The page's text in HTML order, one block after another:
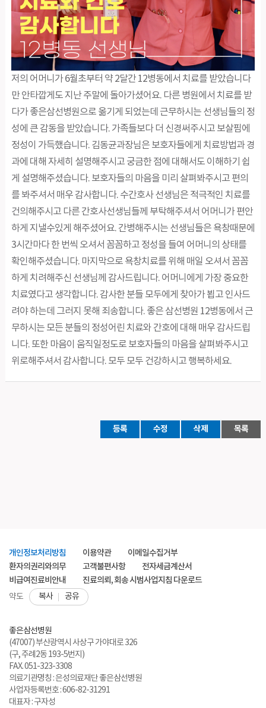
저의 어머니가 6월초부터 약 2달간 12병동에서 치료를 받았습니다
만 안타깝게도 지난 주말에 돌아가셨어요. 다른 병원에서 치료를 받
다가 좋은삼선병원으로 옮기게 되었는데 근무하시는 선생님들의 정
성에 큰 감동을 받았습니다. 가족들보다 더 신경써주시고 보살핌에
정성이 가득했습니다. 김동균과장님은 보호자들에게 치료방법과 경
과에 대해 자세히 설명해주시고 궁금한 점에 대해서도 이해하기 쉽
게 설명해주셨습니다. 보호자들의 마음을 미리 살펴봐주시고 편의
를 봐주셔서 매우 감사합니다. 수간호사 선생님은 적극적인 치료를
건의해주시고 다른 간호사선생님들께 부탁해주셔서 어머니가 편안
하게 지낼수있게 해주셨어요. 간병해주시는 선생님들은 욕창때문에
3시간마다 한 번씩 오셔서 꼼꼼하고 정성을 들여 어머니의 상태를
확인해주셨습니다. 마지막으로 욕창치료를 위해 매일 오셔서 꼼꼼
하게 치려해주신 선생님께 감사드립니다. 어머니에게 가장 중요한
치료였다고 생각합니다. 감사한 분들 모두에게 찾아가 뵙고 인사드
려야 하는데 그러지 못해 죄송합니다. 좋은 삼선병원 12병동에서 근
무하시는 모든 분들의 정성어린 치료와 간호에 대해 매우 감사드립
니다. 또한 마음이 움직일정도로 보호자들의 마음을 살펴봐주시고
위로해주셔서 감사합니다. 모두 모두 건강하시고 행복하세요.
등록 수정 삭제 목록
개인정보처리방침 이용약관
이메일수집거부
환자의권리와의무
고객불편사항
전자세금계산서
비급여진료비안내
진료의뢰, 회송 시범사업지침 다운로드
약도 복사 공유
좋은삼선병원
(47007) 부산광역시 사상구 가야대로 326
(구, 주례2동 193-5번지)
FAX. 051-323-3308
의료기관명칭 : 은성의료재단 좋은삼선병원
사업자등록번호 : 606-82-31291
대표자 : 구자성